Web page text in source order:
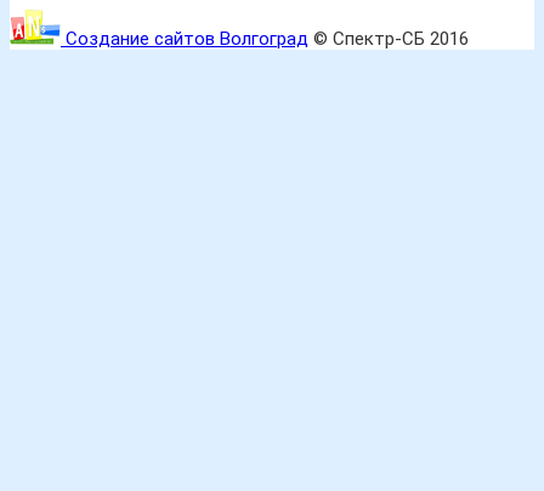
Создание сайтов Волгоград © Спектр-СБ 2016